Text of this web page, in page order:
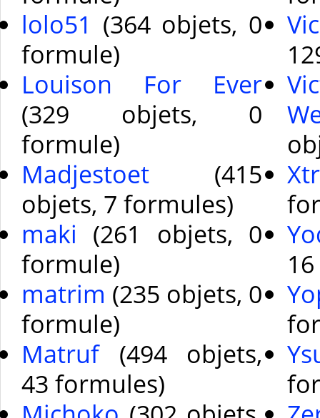
lolo51 (364 objets, 0
formule)
Louison For Ever
(329 objets, 0
formule)
Madjestoet (415
objets, 7 formules)
maki (261 objets, 0
formule)
matrim (235 objets, 0
formule)
Matruf(494 objets,
43 formules)